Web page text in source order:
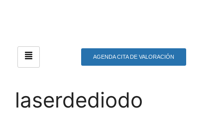
AGENDA CITA DE VALORACIÓN
laserdediodo